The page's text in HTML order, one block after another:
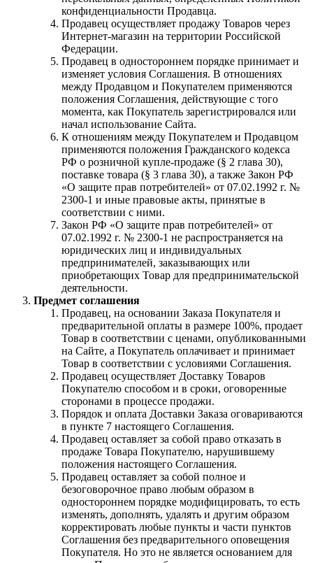
конфиденциальности Продавца.
Продавец осуществляет продажу Товаров через
Интернет-магазин на территории Российской
Федерации.
Продавец в одностороннем порядке принимает и
изменяет условия Соглашения. В отношениях
между Продавцом и Покупателем применяются
положения Соглашения, действующие с того
момента, как Покупатель зарегистрировался или
начал использование Сайта.
К отношениям между Покупателем и Продавцом
применяются положения Гражданского кодекса
РФ о розничной купле-продаже (§ 2 глава 30),
поставке товара (§ 3 глава 30), а также Закон РФ
«О защите прав потребителей» от 07.02.1992 г. №
2300-1 и иные правовые акты, принятые в
соответствии с ними.
Закон РФ «О защите прав потребителей» от
07.02.1992 г. № 2300-1 не распространяется на
юридических лиц и индивидуальных
предпринимателей, заказывающих или
приобретающих Товар для предпринимательской
деятельности.
Предмет соглашения
Продавец, на основании Заказа Покупателя и
предварительной оплаты в размере 100%, продает
Товар в соответствии с ценами, опубликованными
на Сайте, а Покупатель оплачивает и принимает
Товар в соответствии с условиями Соглашения.
Продавец осуществляет Доставку Товаров
Покупателю способом и в сроки, оговоренные
сторонами в процессе продажи.
Порядок и оплата Доставки Заказа оговариваются
в пункте 7 настоящего Соглашения.
Продавец оставляет за собой право отказать в
продаже Товара Покупателю, нарушившему
положения настоящего Соглашения.
Продавец оставляет за собой полное и
безоговорочное право любым образом в
одностороннем порядке модифицировать, то есть
изменять, дополнять, удалять и другим образом
корректировать любые пункты и части пунктов
Соглашения без предварительного оповещения
Покупателя. Но это не является основанием для